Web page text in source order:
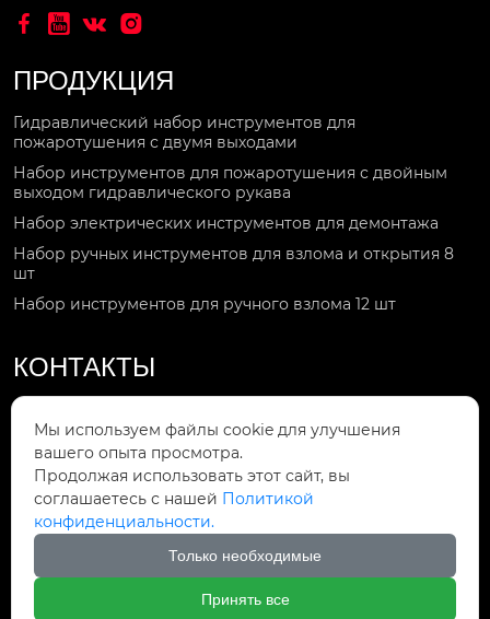
   
ПРОДУКЦИЯ
Гидравлический набор инструментов для
пожаротушения с двумя выходами
Набор инструментов для пожаротушения с двойным
выходом гидравлического рукава
Набор электрических инструментов для демонтажа
Набор ручных инструментов для взлома и открытия 8
шт
Набор инструментов для ручного взлома 12 шт
КОНТАКТЫ

+86-15092551119

Мы в сети
Gaorui708@gmail.com

Мы находимся
№ 15, улица Хунту, уезд Нинцзинь, город
Дэчжоу, провинция Шаньдун
Мы используем файлы cookie для улучшения
вашего опыта просмотра.
Продолжая использовать этот сайт, вы
соглашаетесь с нашей Политикой
конфиденциальности.
Только необходимые
Принять все